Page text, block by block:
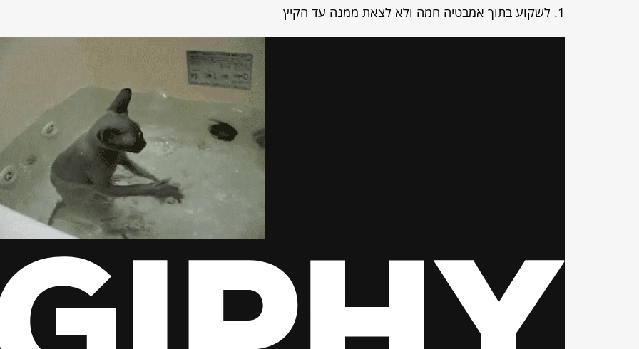
1. לשקוע בתוך אמבטיה חמה ולא לצאת ממנה עד הקיץ